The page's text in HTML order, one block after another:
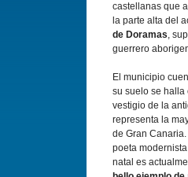
castellanas que
la parte alta del
de Doramas,
guerrero
El municipio
su suelo se halla
vestigio de la
representa la
de Gran Canaria.
poeta
natal es